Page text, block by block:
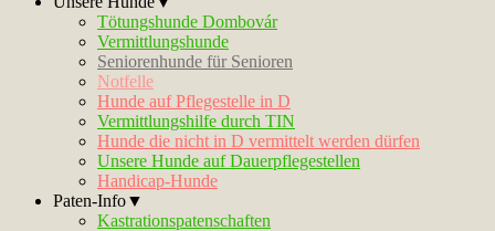
Tötungshunde Dombovár
Vermittlungshunde
Seniorenhunde für Senioren
Notfelle
Hunde auf Pflegestelle in D
Vermittlungshilfe durch TIN
Hunde die nicht in D vermittelt werden dürfen
Unsere Hunde auf Dauerpflegestellen
Handicap-Hunde
Paten-Info▼
Kastrationspatenschaften